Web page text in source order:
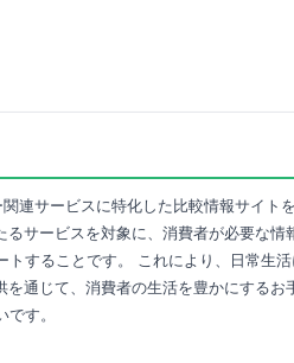
連サービスに特化した比較情報サイ
サービスを対象に、消費者が必要な
することです。 これにより、日常
通じて、消費者の生活を豊かにする
す。